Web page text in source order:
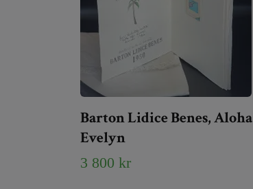
Barton Lidice Benes, Aloha
Evelyn
3 800 kr